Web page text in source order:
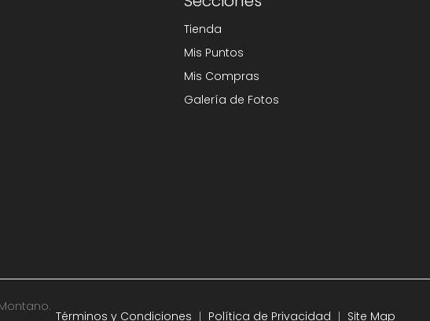
Tienda
Mis Puntos
Mis Compras
Galería de Fotos
Términos y Condiciones Política de Privacidad Site Map